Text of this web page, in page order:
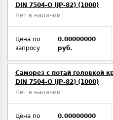
DIN 7504-O (JP-82) (1000)
Нет в наличии
Цена по
запросу
0.00000000
руб.
Саморез с потай головкой
DIN 7504-O (JP-82) (1000)
Нет в наличии
Цена по
0.00000000